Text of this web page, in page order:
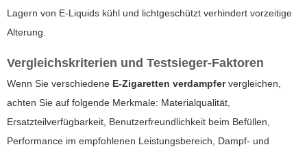
Lagern von E-Liquids kühl und lichtgeschützt verhindert vorzeitige
Alterung.
Vergleichskriterien und Testsieger-Faktoren
Wenn Sie verschiedene E-Zigaretten verdampfervergleichen,
achten Sie auf folgende Merkmale: Materialqualität,
Ersatzteilverfügbarkeit, Benutzerfreundlichkeit beim Befüllen,
Performance im empfohlenen Leistungsbereich, Dampf- und